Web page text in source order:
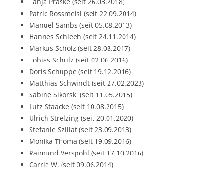
Patric Rossmeisl (seit 22.09.2014)
Manuel Sambs (seit 05.08.2013)
Hannes Schleeh (seit 24.11.2014)
Markus Scholz (seit 28.08.2017)
Tobias Schulz (seit 02.06.2016)
Doris Schuppe (seit 19.12.2016)
Matthias Schwindt (seit 27.02.2023)
Sabine Sikorski (seit 11.05.2015)
Lutz Staacke (seit 10.08.2015)
Ulrich Strelzing (seit 20.01.2020)
Stefanie Szillat (seit 23.09.2013)
Monika Thoma (seit 19.09.2016)
Raimund Verspohl (seit 17.10.2016)
Carrie W. (seit 09.06.2014)